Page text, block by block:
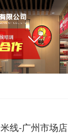
米线-广州市场店